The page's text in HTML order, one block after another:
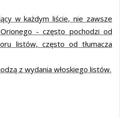
w każdym liście, nie zawsze
- często pochodzi od
listów, często od tłumacza
z wydania włoskiego listów.